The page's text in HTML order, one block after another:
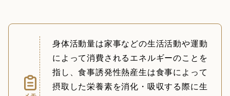
身体活動量は家事などの生活活動や運動
によって消費されるエネルギーのことを
指し、食事誘発性熱産生は食事によって
摂取した栄養素を消化・吸収する際に生